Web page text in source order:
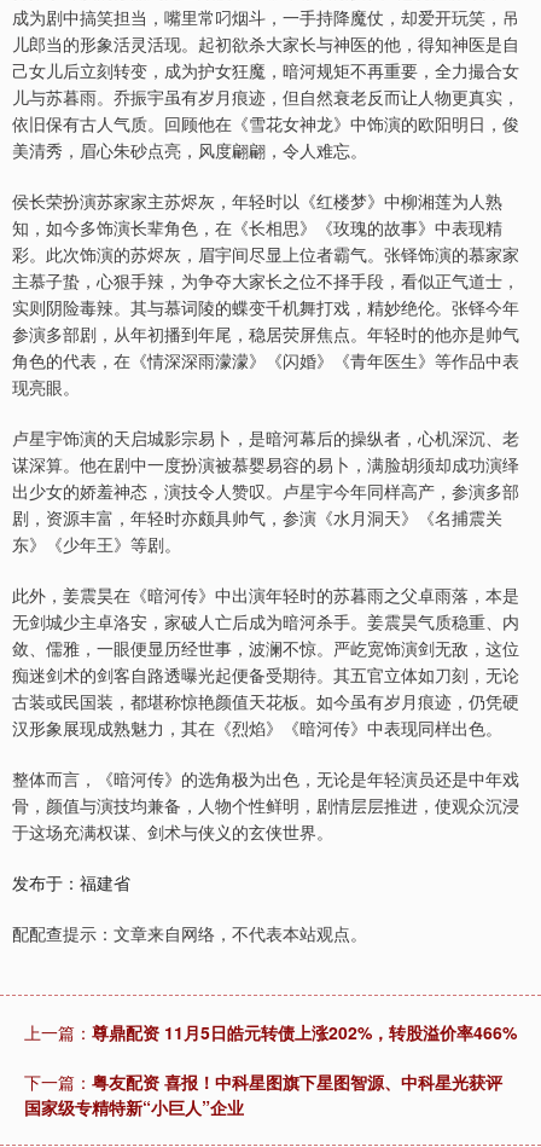
成为剧中搞笑担当，嘴里常叼烟斗，一手持降魔仗，却爱开玩笑，吊
儿郎当的形象活灵活现。起初欲杀大家长与神医的他，得知神医是自
己女儿后立刻转变，成为护女狂魔，暗河规矩不再重要，全力撮合女
儿与苏暮雨。乔振宇虽有岁月痕迹，但自然衰老反而让人物更真实，
依旧保有古人气质。回顾他在《雪花女神龙》中饰演的欧阳明日，俊
美清秀，眉心朱砂点亮，风度翩翩，令人难忘。
侯长荣扮演苏家家主苏烬灰，年轻时以《红楼梦》中柳湘莲为人熟
知，如今多饰演长辈角色，在《长相思》《玫瑰的故事》中表现精
彩。此次饰演的苏烬灰，眉宇间尽显上位者霸气。张铎饰演的慕家家
主慕子蛰，心狠手辣，为争夺大家长之位不择手段，看似正气道士，
实则阴险毒辣。其与慕词陵的蝶变千机舞打戏，精妙绝伦。张铎今年
参演多部剧，从年初播到年尾，稳居荧屏焦点。年轻时的他亦是帅气
角色的代表，在《情深深雨濛濛》《闪婚》《青年医生》等作品中表
现亮眼。
卢星宇饰演的天启城影宗易卜，是暗河幕后的操纵者，心机深沉、老
谋深算。他在剧中一度扮演被慕婴易容的易卜，满脸胡须却成功演绎
出少女的娇羞神态，演技令人赞叹。卢星宇今年同样高产，参演多部
剧，资源丰富，年轻时亦颇具帅气，参演《水月洞天》《名捕震关
东》《少年王》等剧。
此外，姜震昊在《暗河传》中出演年轻时的苏暮雨之父卓雨落，本是
无剑城少主卓洛安，家破人亡后成为暗河杀手。姜震昊气质稳重、内
敛、儒雅，一眼便显历经世事，波澜不惊。严屹宽饰演剑无敌，这位
痴迷剑术的剑客自路透曝光起便备受期待。其五官立体如刀刻，无论
古装或民国装，都堪称惊艳颜值天花板。如今虽有岁月痕迹，仍凭硬
汉形象展现成熟魅力，其在《烈焰》《暗河传》中表现同样出色。
整体而言，《暗河传》的选角极为出色，无论是年轻演员还是中年戏
骨，颜值与演技均兼备，人物个性鲜明，剧情层层推进，使观众沉浸
于这场充满权谋、剑术与侠义的玄侠世界。
发布于：福建省
配配查提示：文章来自网络，不代表本站观点。
上一篇： 尊鼎配资 11月5日皓元转债上涨202%，转股溢价率466%
下一篇： 粤友配资 喜报！中科星图旗下星图智源、中科星光获评
国家级专精特新“小巨人”企业